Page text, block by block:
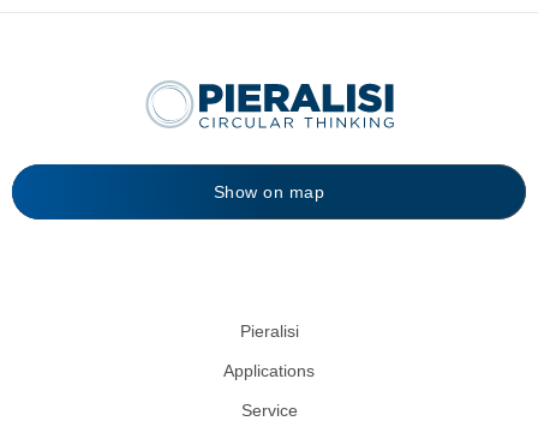
Show on map
Pieralisi
Applications
Service